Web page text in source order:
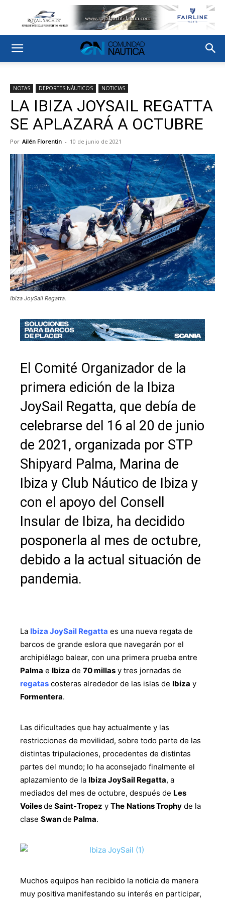
NOTAS DEPORTES NÁUTICOS NOTICIAS
LA IBIZA JOYSAIL REGATTA
SE APLAZARÁ A OCTUBRE
Por Ailén Florentin - 10 de junio de 2021
Ibiza JoySail Regatta.
El Comité Organizador de la
primera edición de la Ibiza
JoySail Regatta, que debía de
celebrarse del 16 al 20 de junio
de 2021, organizada por STP
Shipyard Palma, Marina de
Ibiza y Club Náutico de Ibiza y
con el apoyo del Consell
Insular de Ibiza, ha decidido
posponerla al mes de octubre,
debido a la actual situación de
pandemia.
La Ibiza JoySail Regatta es una nueva regata de
barcos de grande eslora que navegarán por el
archipiélago balear, con una primera prueba entre
Palma e Ibiza de 70 millas y tres jornadas de
regatas costeras alrededor de las islas de Ibiza y
Formentera.
Las dificultades que hay actualmente y las
restricciones de movilidad, sobre todo parte de las
distintas tripulaciones, procedentes de distintas
partes del mundo; lo ha aconsejado finalmente el
aplazamiento de la Ibiza JoySail Regatta, a
mediados del mes de octubre, después de Les
Voilesde Saint-Tropez y The Nations Trophy de la
clase Swande Palma.
Muchos equipos han recibido la noticia de manera
muy positiva manifestando su interés en participar,